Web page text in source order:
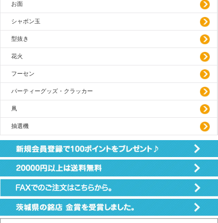
お面
シャボン玉
型抜き
花火
フーセン
パーティーグッズ・クラッカー
凧
抽選機